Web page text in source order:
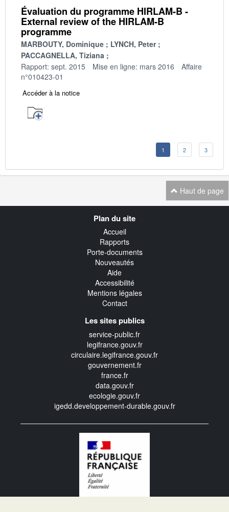
Évaluation du programme HIRLAM-B -
External review of the HIRLAM-B
programme
MARBOUTY, Dominique
LYNCH, Peter
PACCAGNELLA, Tiziana
Rapport: sept. 2015
Mise en ligne: mars 2016
Affaire
n°010423-01
Accéder à la notice
1 2 3
Haut de page
Plan du site
Accueil
Rapports
Porte-documents
Nouveautés
Aide
Accessibilité
Mentions légales
Contact
Les sites publics
service-public.fr
legifrance.gouv.fr
circulaire.legifrance.gouv.fr
gouvernement.fr
france.fr
data.gouv.fr
ecologie.gouv.fr
igedd.developpement-durable.gouv.fr